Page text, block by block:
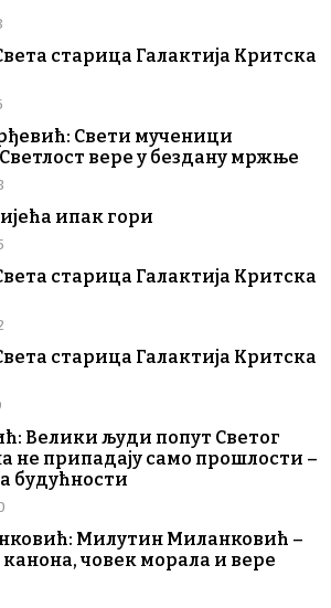
старица Галактија Критска
Свети мученици
вере у бездану мржње
ипак гори
старица Галактија Критска
старица Галактија Критска
Велики људи попут Светог
не припадају само прошлости –
будућности
Милутин Миланковић –
човек морала и вере